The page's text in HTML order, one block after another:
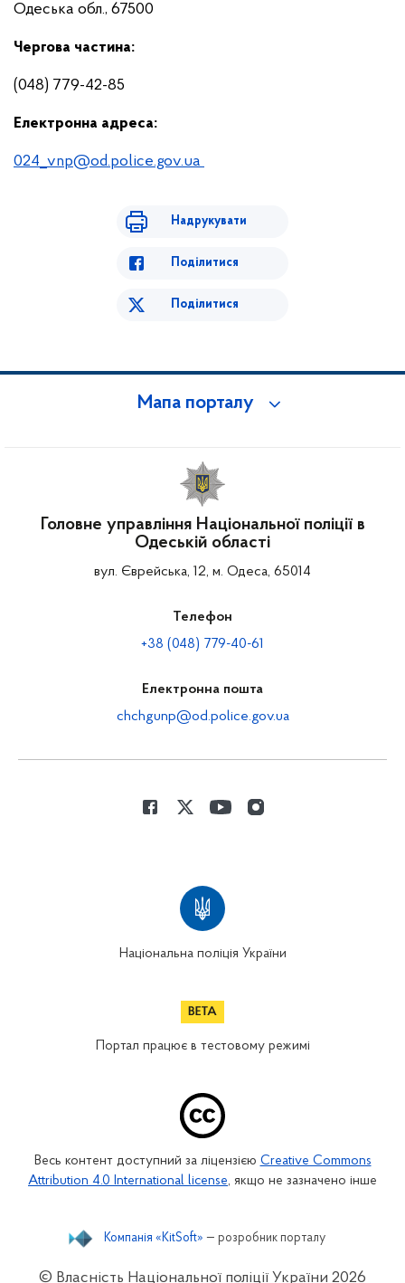
Одеська обл., 67500
Чергова частина:
(048) 779-42-85
Електронна адреса:
024_vnp@od.police.gov.ua
Надрукувати
Поділитися
Поділитися
Мапа порталу
Головне управління Національної поліції в
Одеській області
вул. Єврейська, 12, м. Одеса, 65014
Телефон
+38 (048) 779-40-61
Електронна пошта
chchgunp@od.police.gov.ua
Національна поліція України
Портал працює в тестовому режимі
Весь контент доступний за ліцензією Creative Commons
Attribution 4.0 International license, якщо не зазначено інше
© Власність Національної поліції України 2026
Компанія «KitSoft» — розробник порталу